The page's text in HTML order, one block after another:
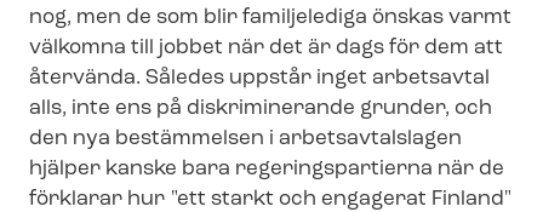
nog, men de som blir familjelediga önskas varmt
välkomna till jobbet när det är dags för dem att
återvända. Således uppstår inget arbetsavtal
alls, inte ens på diskriminerande grunder, och
den nya bestämmelsen i arbetsavtalslagen
hjälper kanske bara re­ge­rings­par­ti­er­na när de
förklarar hur "ett starkt och engagerat Finland"